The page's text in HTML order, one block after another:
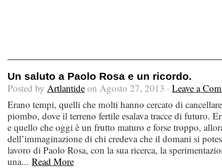
Un saluto a Paolo Rosa e un ricordo.
Posted by Artlantide on Agosto 27, 2013 · Leave a
Erano tempi, quelli che molti hanno cercato di
piombo, dove il terreno fertile esalava tracce di futuro.
e quello che oggi è un frutto maturo e forse troppo,
dell’immaginazione di chi credeva che il domani si
lavoro di Paolo Rosa, con la sua ricerca, la
una... Read More